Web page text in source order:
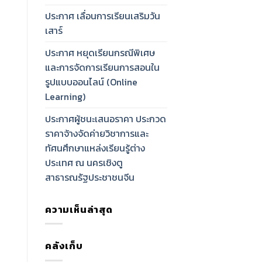
ประกาศ เลื่อนการเรียนเสริมวัน
เสาร์
ประกาศ หยุดเรียนกรณีพิเศษ
และการจัดการเรียนการสอนใน
รูปแบบออนไลน์ (Online
Learning)
ประกาศผู้ชนะเสนอราคา ประกวด
ราคาจ้างจัดค่ายวิชาการและ
ทัศนศึกษาแหล่งเรียนรู้ต่าง
ประเทศ ณ นครเชิงตู
สาธารณรัฐประชาชนจีน
ความเห็นล่าสุด
คลังเก็บ